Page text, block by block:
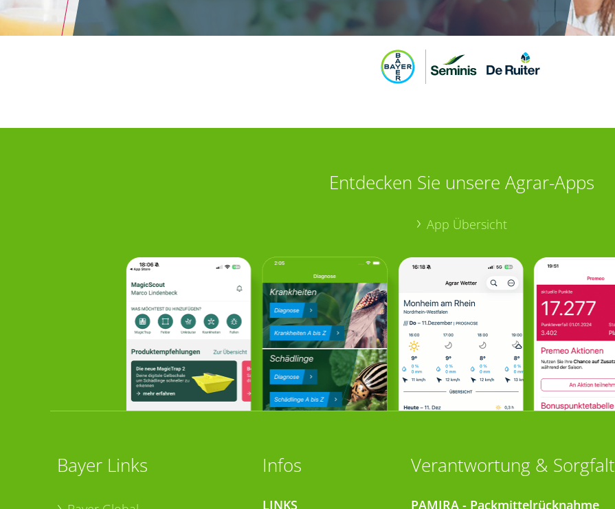
Entdecken Sie unsere Agrar-Apps
App Übersicht
Bayer Links Infos
LINKS
Verantwortung & Sorgfalt
PAMIRA - Packmittelrücknahme